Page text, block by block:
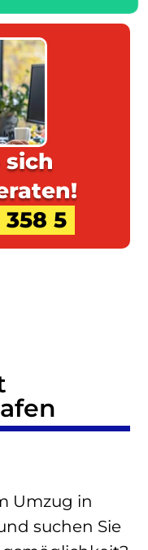
sich
358 5
Umzug in
suchen Sie